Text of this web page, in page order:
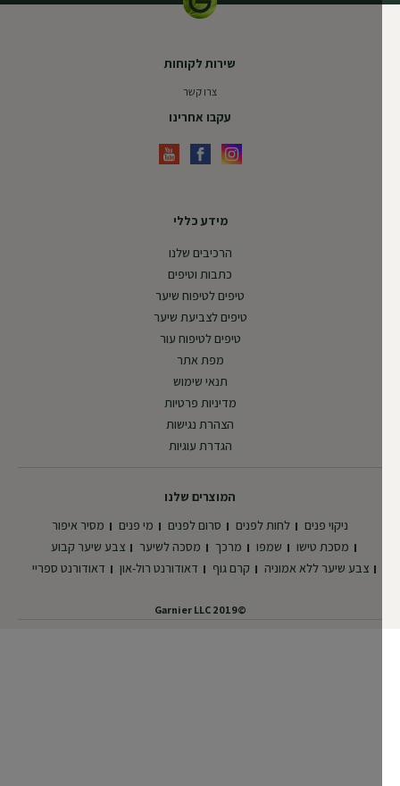
המוצרים שלנו
ניקוי פנים
לחות לפנים סרום לפנים מי פנים
מסיר איפור
מסכת טישו
שמפו מרכך מסכה לשיער
צבע שיער קבוע
צבע שיער ללא אמוניה
קרם גוף דאודורנט רול-און דאודורנט ספריי
מידע כללי
הרכיבים שלנו
כתבות וטיפים
טיפים לטיפוח שיער
טיפים לצביעת שיער
טיפים לטיפוח עור
מפת אתר
תנאי שימוש
מדיניות פרטיות
הצהרת נגישות
הגדרת עוגיות
שירות לקוחות
צרו קשר
עקבו אחרינו